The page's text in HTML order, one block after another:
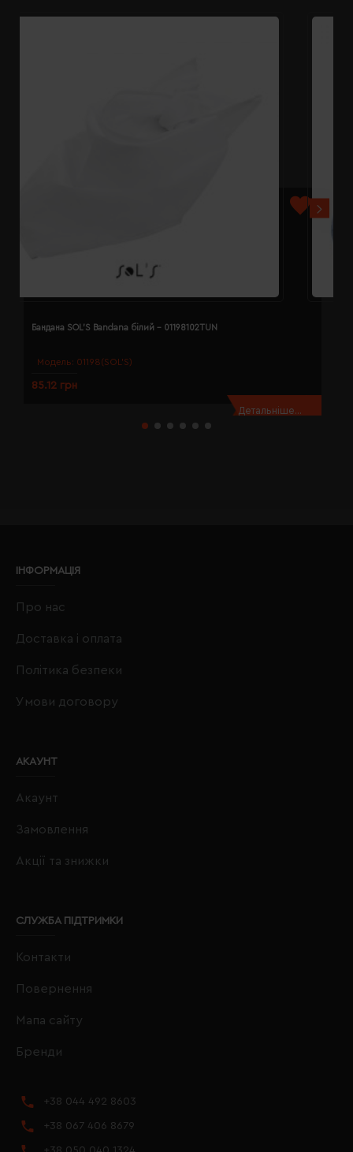
Модель: 01198(SOL’S)
Бандана SOL'S Bandana білий - 01198102TUN
85.12 грн
Детальніше...
ІНФОРМАЦІЯ
Про нас
Доставка і оплата
Політика безпеки
Умови договору
АКАУНТ
Акаунт
Замовлення
Акції та знижки
СЛУЖБА ПІДТРИМКИ
Контакти
Повернення
Мапа сайту
Бренди
+38 044 492 8603
+38 067 406 8679